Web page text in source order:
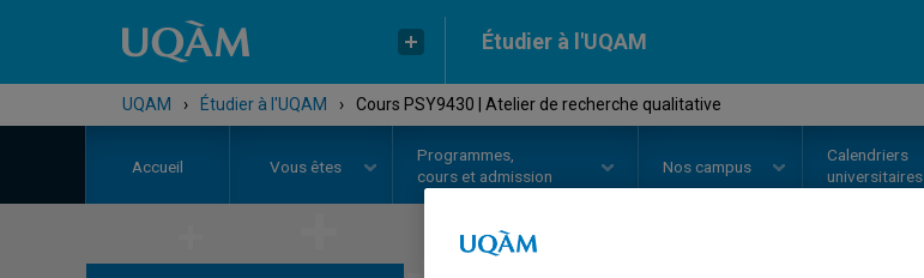
Étudier à l'UQAM
UQAM › Étudier à l'UQAM › Cours PSY9430 | Atelier de recherche qualitative
Accueil Vous êtes
Programmes,
cours et admission
Nos campus
Calendriers
universitaires